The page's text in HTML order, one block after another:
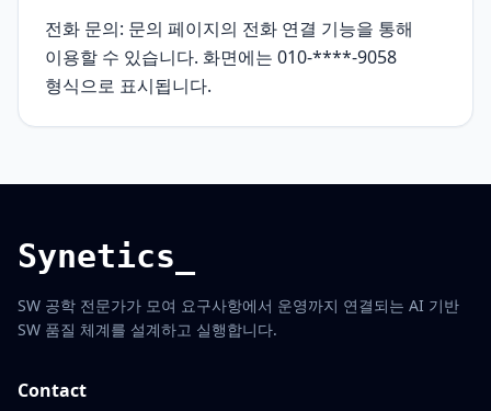
전화 문의: 문의 페이지의 전화 연결 기능을 통해
이용할 수 있습니다. 화면에는 010-****-9058
형식으로 표시됩니다.
Synetics_
SW 공학 전문가가 모여 요구사항에서 운영까지 연결되는 AI 기반
SW 품질 체계를 설계하고 실행합니다.
Contact